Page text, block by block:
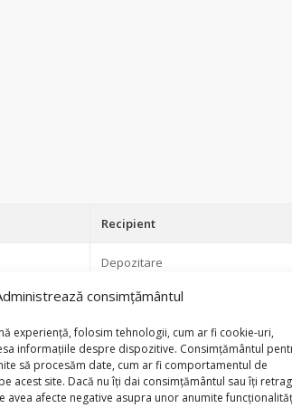
consimțământul
experiență, folosim tehnologii, cum ar fi cookie-uri,
informațiile despre dispozitive. Consimțământul
să procesăm date, cum ar fi comportamentul de
acest site. Dacă nu îți dai consimțământul sau îți
avea afecte negative asupra unor anumite
Recipient
Depozitare
Crem
sticla+plastic